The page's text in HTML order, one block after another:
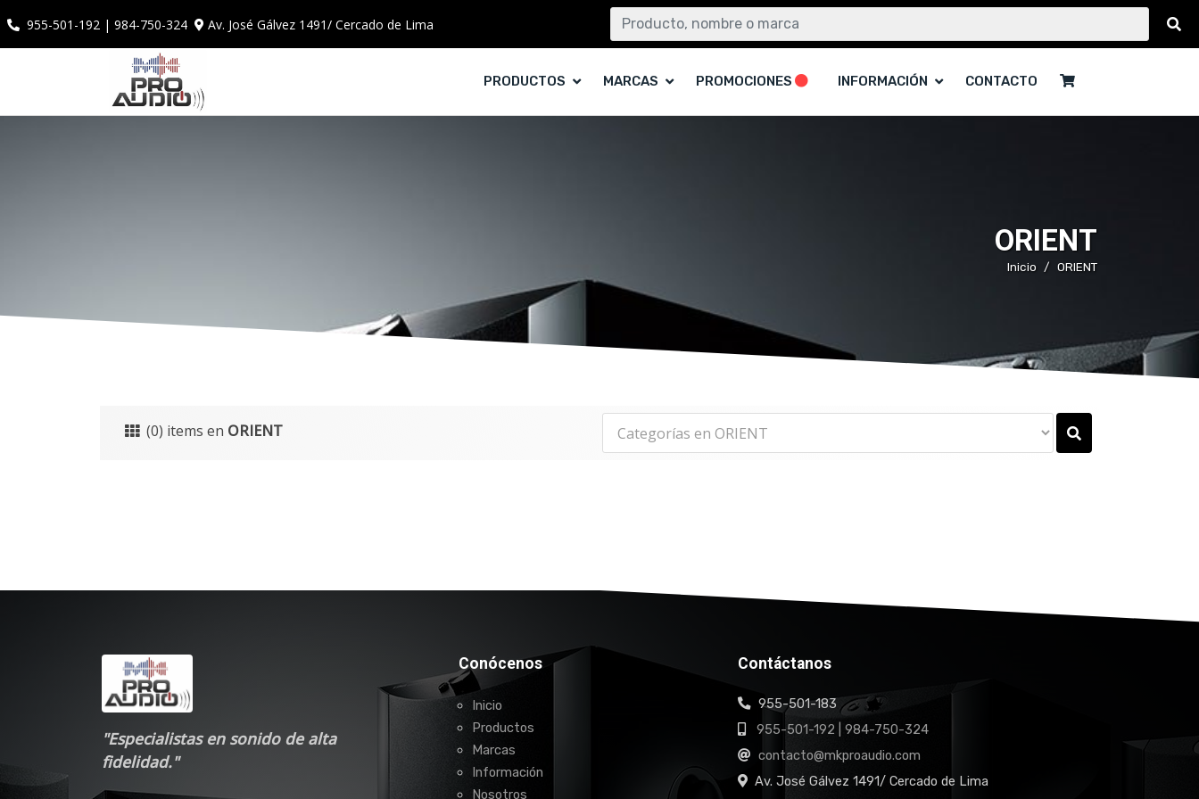
955-501-192 | 984-750-324 Av. José Gálvez 1491/ Cercado de Lima
PRODUCTOS MARCAS PROMOCIONES INFORMACIÓN CONTACTO
ORIENT
Inicio ORIENT
(0) items en ORIENT
"Especialistas en sonido de alta
fidelidad."
Conócenos
Inicio
Productos
Marcas
Información
Nosotros
Contáctanos
955-501-183
955-501-192 | 984-750-324
contacto@mkproaudio.com
Av. José Gálvez 1491/ Cercado de Lima